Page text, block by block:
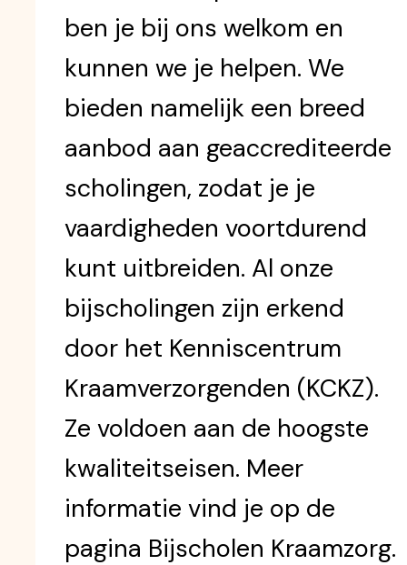
ben je bij ons welkom en
kunnen we je helpen. We
bieden namelijk een breed
aanbod aan geaccrediteerde
scholingen, zodat je je
vaardigheden voortdurend
kunt uitbreiden. Al onze
bijscholingen zijn erkend
door het Kenniscentrum
Kraamverzorgenden (KCKZ).
Ze voldoen aan de hoogste
kwaliteitseisen. Meer
informatie vind je op de
pagina Bijscholen Kraamzorg.